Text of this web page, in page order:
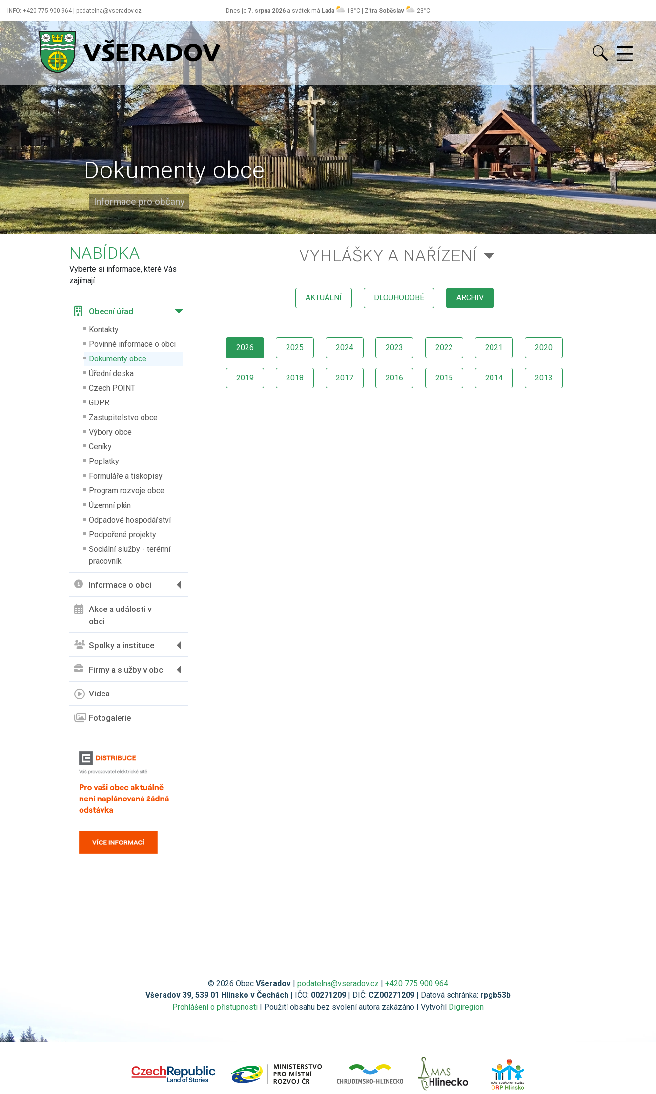
INFO: +420 775 900 964 | podatelna@vseradov.cz Dnes je 7. srpna 2026 a svátek má Lada 18°C | Zítra Soběslav 23°C
Všeradov
Dokumenty obce
Informace pro občany
NABÍDKA
Vyberte si informace, které Vás
zajímají
Obecní úřad
Kontakty
Povinné informace o obci
Dokumenty obce
Úřední deska
Czech POINT
GDPR
Zastupitelstvo obce
Výbory obce
Ceníky
Poplatky
Formuláře a tiskopisy
Program rozvoje obce
Územní plán
Odpadové hospodářství
Podpořené projekty
Sociální služby - terénní
pracovník
Informace o obci
Akce a události v
obci
Spolky a instituce
Firmy a služby v obci
Videa
Fotogalerie
VYHLÁŠKY A NAŘÍZENÍ
AKTUÁLNÍ DLOUHODOBÉ ARCHIV
2026 2025 2024 2023 2022 2021 2020
2019 2018 2017 2016 2015 2014 2013
© 2026 Obec Všeradov | podatelna@vseradov.cz | +420 775 900 964
Všeradov 39, 539 01 Hlinsko v Čechách | IČO: 00271209 | DIČ: CZ00271209 | Datová schránka: rpgb53b
Prohlášení o přístupnosti | Použití obsahu bez svolení autora zakázáno | Vytvořil Digiregion